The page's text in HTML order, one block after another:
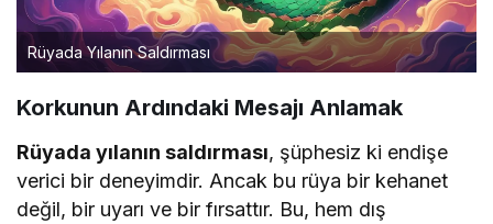
Rüyada Yılanın Saldırması
Korkunun Ardındaki Mesajı Anlamak
Rüyada yılanın saldırması, şüphesiz ki endişe
verici bir deneyimdir. Ancak bu rüya bir kehanet
değil, bir uyarı ve bir fırsattır. Bu, hem dış